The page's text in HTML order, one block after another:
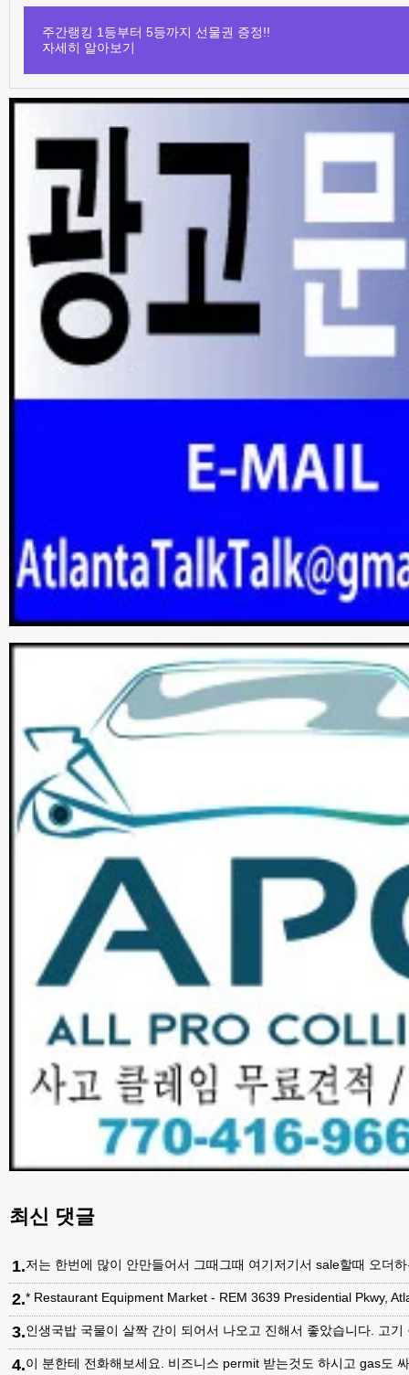
주간랭킹 1등부터 5등까지 선물권 증정!!
자세히 알아보기
최신 댓글
1.저는 한번에 많이 안만들어서 그때그때 여기저기서 sale할때 오더
2.* Restaurant Equipment Market - REM 3639 Presidential Pkwy,
3.인생국밥 국물이 살짝 간이 되어서 나오고 진해서 좋았습니다. 고
4.이 분한테 전화해보세요. 비즈니스 permit 받는것도 하시고 gas도